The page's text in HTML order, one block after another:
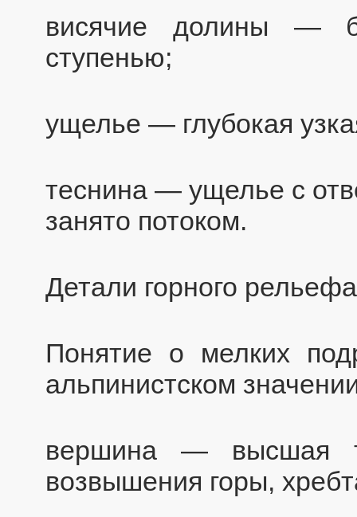
висячие долины —
ступенью;
ущелье — глубокая
теснина — ущелье с
занято потоком.
Детали горного рельефа
Понятие о мелких
альпинистском
вершина — высшая
возвышения горы,